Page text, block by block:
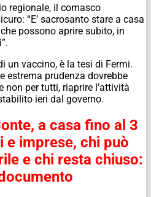
regionale, il comasco
“E’ sacrosanto stare a casa
possono aprire subito, in
un vaccino, è la tesi di Fermi.
estrema prudenza dovrebbe
non per tutti, riaprire l’attività
ieri dal governo.
a casa fino al 3
e imprese, chi può
e chi resta chiuso: